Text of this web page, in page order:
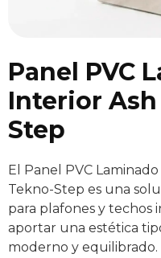
Panel PVC
Interior
Step
El Panel PVC
Tekno-Step es una
para plafones y techos
aportar una estética
moderno y